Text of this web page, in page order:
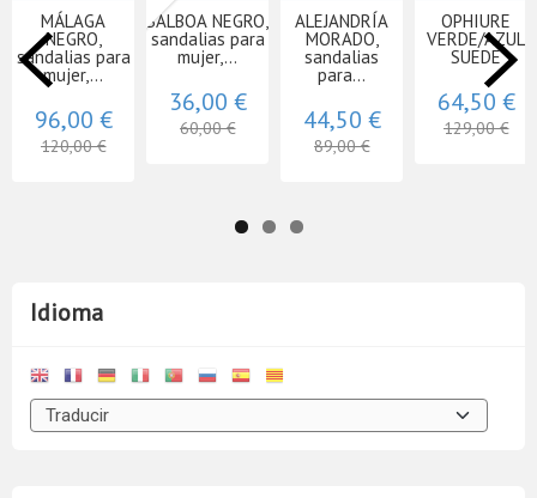
Idioma
MÁLAGA
NEGRO,
sandalias para
mujer,...
96,00 €
120,00 €
BALBOA NEGRO,
sandalias para
mujer,...
36,00 €
60,00 €
ALEJANDRÍA
MORADO,
sandalias
para...
44,50 €
89,00 €
OPHIURE
VERDE/AZUL
SUEDE
64,50 €
129,00 €